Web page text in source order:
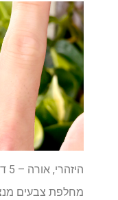
מחלפת צבעים